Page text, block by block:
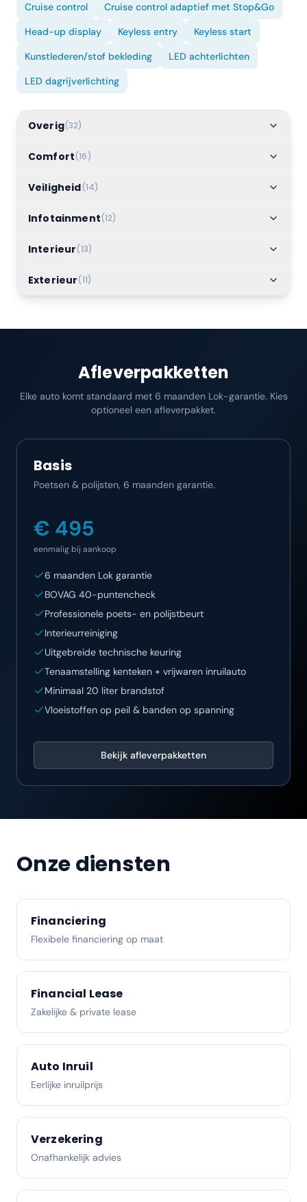
Cruise control
Cruise control adaptief met Stop&Go
Head-up display
Keyless entry
Keyless start
Kunstlederen/stof bekleding
LED achterlichten
LED dagrijverlichting
Overig(32)
Comfort(16)
Veiligheid(14)
Infotainment(12)
Interieur(13)
Exterieur(11)
Afleverpakketten
Elke auto komt standaard met 6 maanden Lok-garantie. Kies
optioneel een afleverpakket.
Basis
Poetsen & polijsten, 6 maanden garantie.
€ 495
eenmalig bij aankoop
6 maanden Lok garantie
BOVAG 40-puntencheck
Professionele poets- en polijstbeurt
Interieurreiniging
Uitgebreide technische keuring
Tenaamstelling kenteken + vrijwaren inruilauto
Minimaal 20 liter brandstof
Vloeistoffen op peil & banden op spanning
Bekijk afleverpakketten
Onze diensten
Financiering
Flexibele financiering op maat
Financial Lease
Zakelijke & private lease
Auto Inruil
Eerlijke inruilprijs
Verzekering
Onafhankelijk advies